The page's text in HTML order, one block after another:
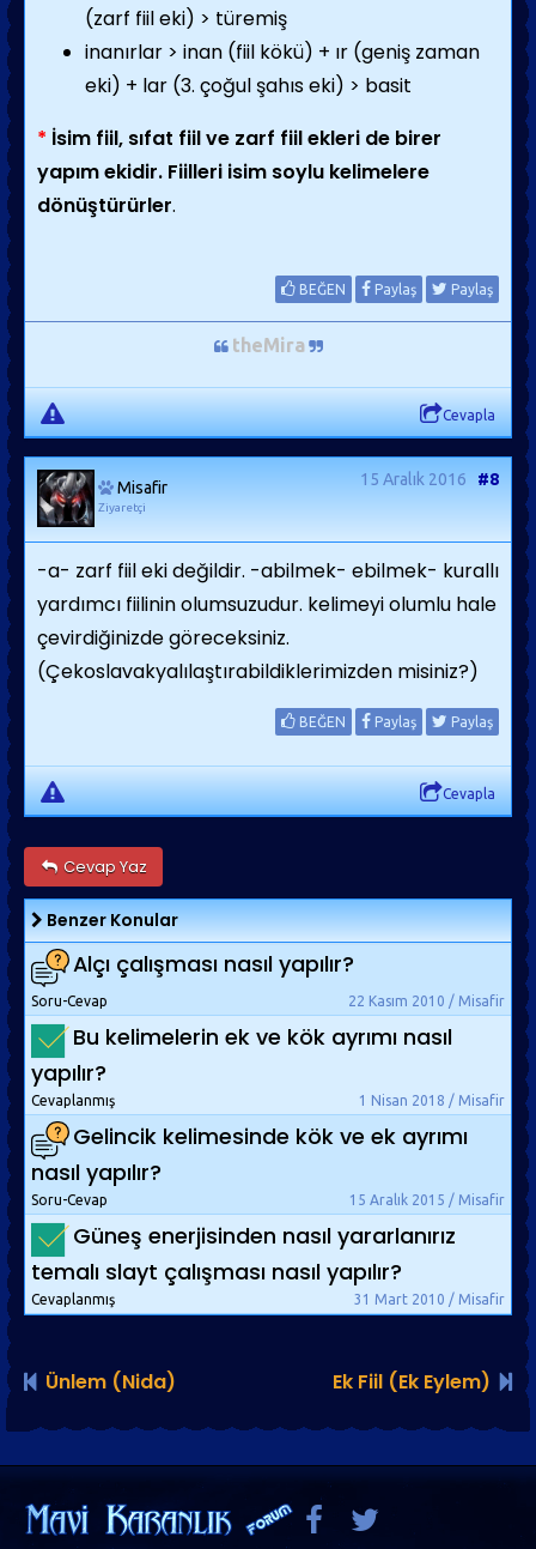
(zarf fiil eki) > türemiş
inanırlar > inan (fiil kökü) + ır (geniş zaman
eki) + lar (3. çoğul şahıs eki) > basit
* İsim fiil, sıfat fiil ve zarf fiil ekleri de birer
yapım ekidir. Fiilleri isim soylu kelimelere
dönüştürürler.
BEĞEN Paylaş Paylaş
theMira
Cevapla
Misafir
Ziyaretçi
15 Aralık 2016 #8
-a- zarf fiil eki değildir. -abilmek- ebilmek- kurallı
yardımcı fiilinin olumsuzudur. kelimeyi olumlu hale
çevirdiğinizde göreceksiniz.
(Çekoslavakyalılaştırabildiklerimizden misiniz?)
BEĞEN Paylaş Paylaş
Cevapla
Cevap Yaz
Benzer Konular
Alçı çalışması nasıl yapılır?
22 Kasım 2010 / Misafir
Soru-Cevap
Bu kelimelerin ek ve kök ayrımı nasıl
yapılır?
1 Nisan 2018 / Misafir
Cevaplanmış
Gelincik kelimesinde kök ve ek ayrımı
nasıl yapılır?
15 Aralık 2015 / Misafir
Soru-Cevap
Güneş enerjisinden nasıl yararlanırız
temalı slayt çalışması nasıl yapılır?
31 Mart 2010 / Misafir
Cevaplanmış
Ünlem (Nida) Ek Fiil (Ek Eylem)